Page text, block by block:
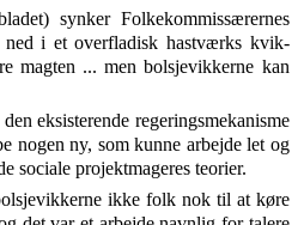
synker Folkekommissærernes
ned i et overfladisk hastværks kvik­
magten ... men bolsjevikkerne kan
eksisterende regeringsme­kanisme
nogen ny, som kunne arbejde let og
sociale projekt­mageres teorier.
ikke folk nok til at køre